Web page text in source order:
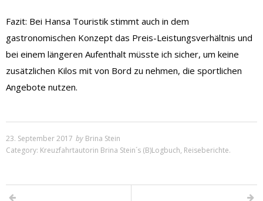
Fazit: Bei Hansa Touristik stimmt auch in dem
gastronomischen Konzept das Preis-Leistungsverhältnis und
bei einem längeren Aufenthalt müsste ich sicher, um keine
zusätzlichen Kilos mit von Bord zu nehmen, die sportlichen
Angebote nutzen.
23. September 2017 by Brina Stein
Category: Kreuzfahrtautorin Brina Stein´s (B)Logbuch, Reiseberichte.